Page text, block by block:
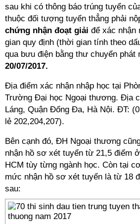
sau khi có thông báo trúng tuyển
thuộc đối tượng tuyển thẳng phải
chứng nhận đoạt giải để xác nhận
gian quy định (thời gian tính theo
qua bưu điện bằng thư chuyển phát
20/07/2017.
Địa điểm xác nhận nhập học tại
Trường Đại học Ngoại thương. Địa
Láng, Quận Đống Đa, Hà Nội. ĐT:
lẻ 202,204,207).
Bên cạnh đó, ĐH Ngoại thương
nhận hồ sơ xét tuyển từ 21,5 điểm
HCM tùy từng ngành học. Còn tại
mức nhận hồ sơ xét tuyển là từ 18
sau: